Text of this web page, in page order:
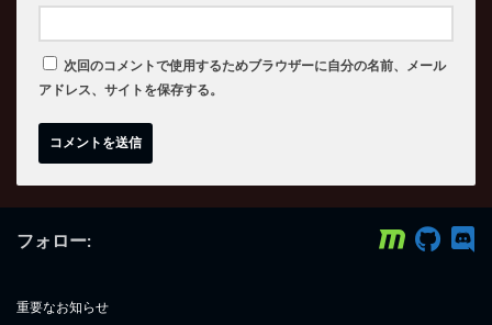
次回のコメントで使用するためブラウザーに自分の名前、メール
アドレス、サイトを保存する。
フォロー:
重要なお知らせ